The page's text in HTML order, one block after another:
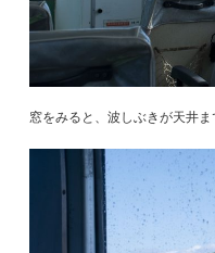
窓をみると、波しぶきが天井